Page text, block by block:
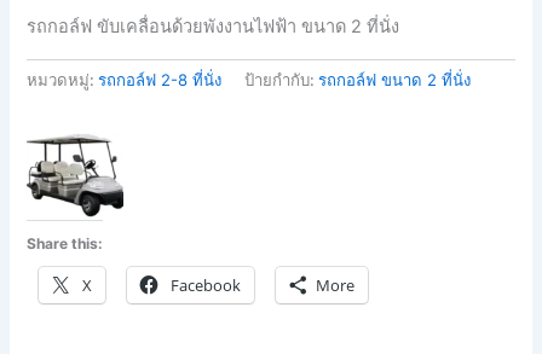
รถกอล์ฟ ขับเคลื่อนด้วยพังงานไฟฟ้า ขนาด 2 ที่นั่ง
หมวดหมู่:รถกอล์ฟ 2-8 ที่นั่ง ป้ายกำกับ:รถกอล์ฟ ขนาด 2 ที่นั่ง
Share this:
X Facebook More